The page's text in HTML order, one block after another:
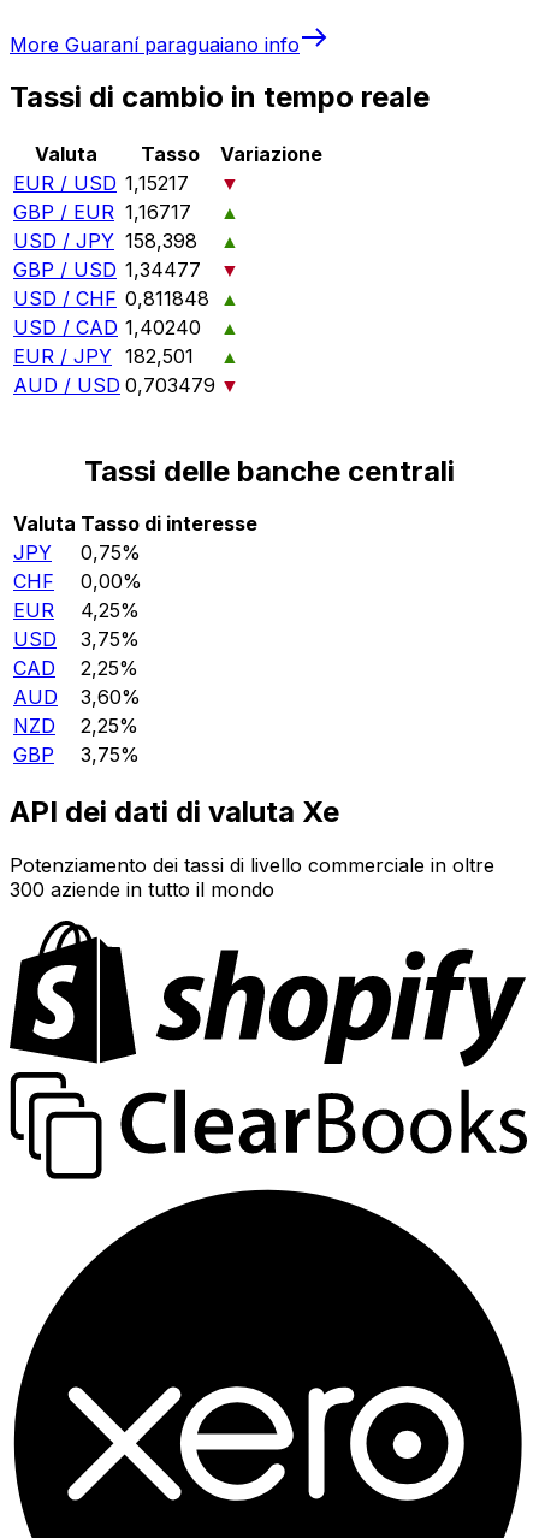
More Guaraní paraguaiano info
Tassi di cambio in tempo reale
Valuta Tasso
Variazione
EUR / USD 1,15217
▼
GBP / EUR 1,16717
▲
USD / JPY 158,398
▲
GBP / USD 1,34477
▼
USD / CHF 0,811848
▲
USD / CAD 1,40240
▲
EUR / JPY 182,501
▲
AUD / USD 0,703479 ▼
Tassi delle banche centrali
Valuta Tasso di interesse
JPY
0,75%
CHF
0,00%
EUR
4,25%
USD
3,75%
CAD
2,25%
AUD
3,60%
NZD
2,25%
GBP
3,75%
API dei dati di valuta Xe
Potenziamento dei tassi di livello commerciale in oltre
300 aziende in tutto il mondo